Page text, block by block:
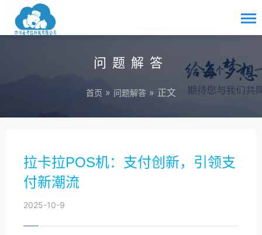
问题解答
首页 » 问题解答 » 正文
拉卡拉POS机：支付创新，引领支
付新潮流
2025-10-9